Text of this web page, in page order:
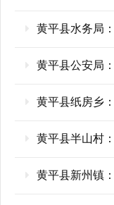
黄平县水务局
黄平县公安局
黄平县纸房乡
黄平县半山村
黄平县新州镇